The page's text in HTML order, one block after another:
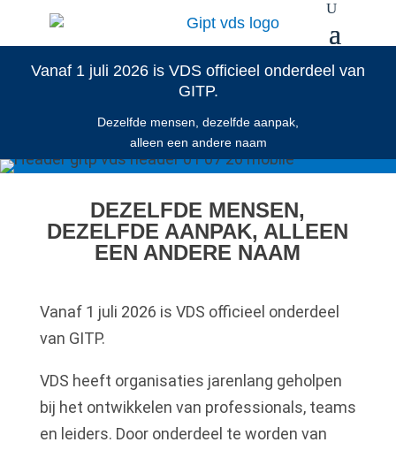
Vanaf 1 juli 2026 is VDS officieel onderdeel van
GITP.
Dezelfde mensen, dezelfde aanpak,
alleen een andere naam
DEZELFDE MENSEN,
DEZELFDE AANPAK, ALLEEN
EEN ANDERE NAAM
Vanaf 1 juli 2026 is VDS officieel onderdeel
van GITP.
VDS heeft organisaties jarenlang geholpen
bij het ontwikkelen van professionals, teams
en leiders. Door onderdeel te worden van